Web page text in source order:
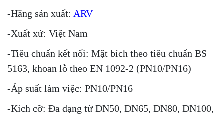
-Hãng sản xuất: ARV
-Xuất xứ: Việt Nam
-Tiêu chuẩn kết nối: Mặt bích theo tiêu chuẩn BS
5163, khoan lỗ theo EN 1092-2 (PN10/PN16)
-Áp suất làm việc: PN10/PN16
-Kích cỡ: Đa dạng từ DN50, DN65, DN80, DN100,